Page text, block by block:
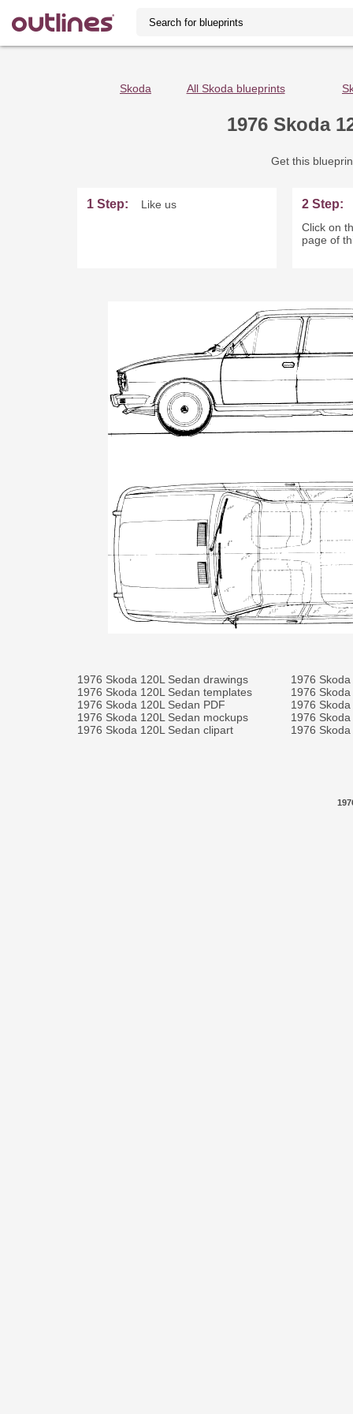
Skoda All Skoda blueprints
1976 Skoda
Get this
1 Step: Like us 2 Step:
Click on
page of
1976 Skoda 120L Sedan drawings
1976 Skoda 120L Sedan templates
1976 Skoda 120L Sedan PDF
1976 Skoda 120L Sedan mockups
1976 Skoda 120L Sedan clipart
1976
1976
1976
1976
1976